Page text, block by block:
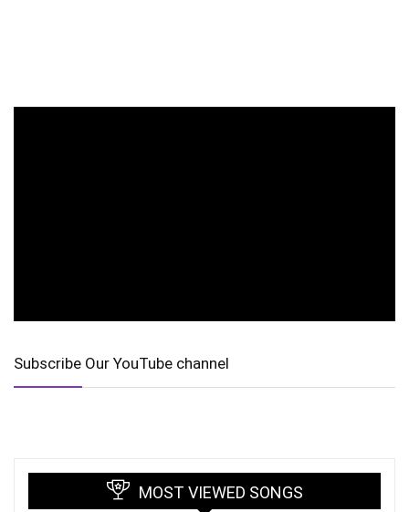
Subscribe Our YouTube channel
MOST VIEWED SONGS